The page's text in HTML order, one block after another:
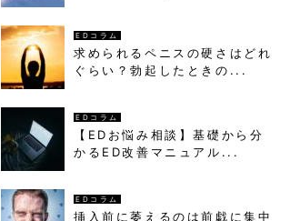
EDコラム
求められるペニスの硬さはどれ
ぐらい？勃起したときの...
EDコラム
【EDお悩み相談】基礎から分
かるED改善マニュアル...
EDコラム
挿入前に萎えるのは前戯に集中